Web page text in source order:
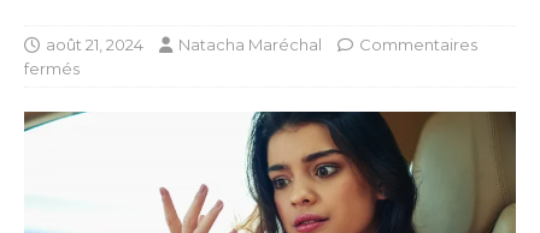
août 21, 2024 Natacha Maréchal
Commentaires
fermés